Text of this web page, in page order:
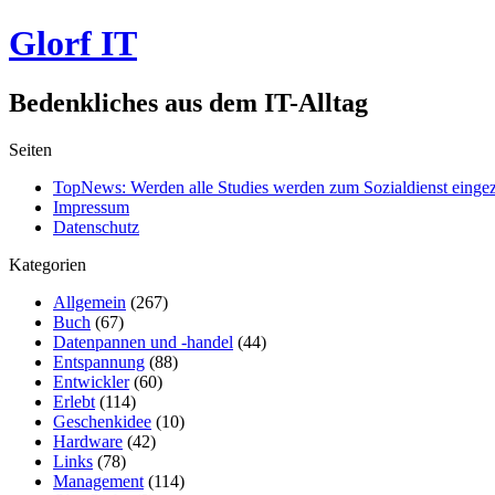
Glorf IT
Bedenkliches aus dem IT-Alltag
Seiten
TopNews: Werden alle Studies werden zum Sozialdienst
Impressum
Datenschutz
Kategorien
Allgemein (267)
Buch (67)
Datenpannen und -handel (44)
Entspannung (88)
Entwickler(60)
Erlebt (114)
Geschenkidee (10)
Hardware (42)
Links (78)
Management (114)